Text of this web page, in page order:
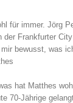
für immer. Jörg
der Frankfurter
bewusst, was
hat Matthes
70-Jährige